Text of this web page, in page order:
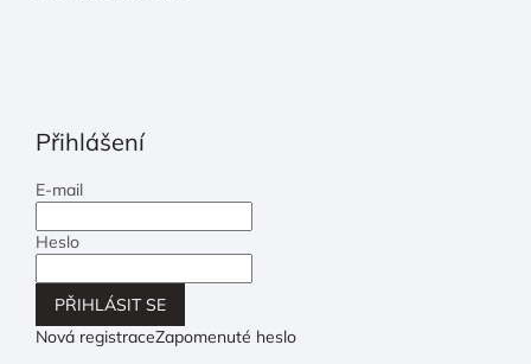
Přihlášení
E-mail
Heslo
PŘIHLÁSIT SE
Nová registraceZapomenuté heslo